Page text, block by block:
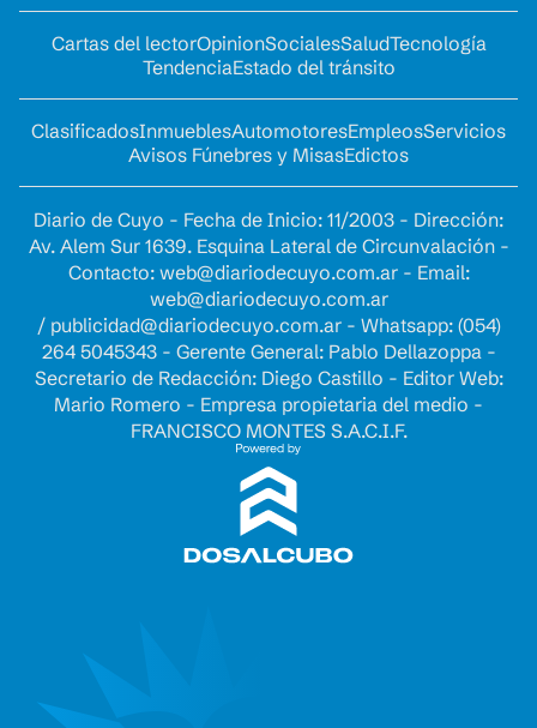
Cartas del lectorOpinionSocialesSaludTecnología
TendenciaEstado del tránsito
ClasificadosInmueblesAutomotoresEmpleosServicios
Avisos Fúnebres y MisasEdictos
Diario de Cuyo - Fecha de Inicio: 11/2003 - Dirección:
Av. Alem Sur 1639. Esquina Lateral de Circunvalación -
Contacto: web@diariodecuyo.com.ar- Email:
web@diariodecuyo.com.ar
/ publicidad@diariodecuyo.com.ar- Whatsapp: (054)
264 5045343 - Gerente General: Pablo Dellazoppa -
Secretario de Redacción: Diego Castillo - Editor Web:
Mario Romero - Empresa propietaria del medio -
FRANCISCO MONTES S.A.C.I.F.